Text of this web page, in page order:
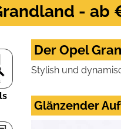
- ab
Der Opel
Stylish und
Glänzender